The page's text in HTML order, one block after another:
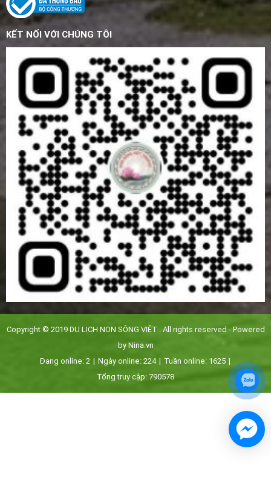
KẾT NỐI VỚI CHÚNG TÔI
Copyright © 2019 DU LỊCH NON SÔNG VIỆT
. All rights reserved - Powered
by Nina.vn
Đang online: 2 | Ngày online: 224 | Tuần online: 1625 |
Tổng truy cập: 790578